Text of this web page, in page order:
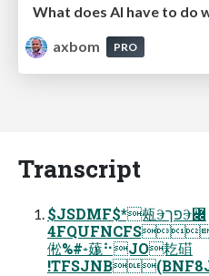
What does AI have to do
axbom
PRO
Transcript
$JSDMF$*㼪ⰅפךⰅꟌ
倯%#⹈䓼⠓JO䎢䃊